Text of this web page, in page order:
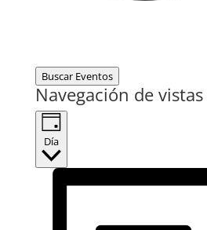
Buscar Eventos
Navegación de
Día